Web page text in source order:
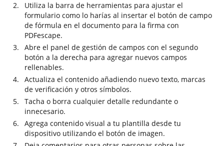
Utiliza la barra de herramientas para ajustar el
formulario como lo harías al insertar el botón de campo
de fórmula en el documento para la firma con
PDFescape.
Abre el panel de gestión de campos con el segundo
botón a la derecha para agregar nuevos campos
rellenables.
Actualiza el contenido añadiendo nuevo texto, marcas
de verificación y otros símbolos.
Tacha o borra cualquier detalle redundante o
innecesario.
Agrega contenido visual a tu plantilla desde tu
dispositivo utilizando el botón de imagen.